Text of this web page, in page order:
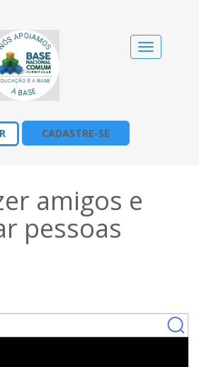
Alternar
navegação
CADASTRE-SE
amigos e
pessoas